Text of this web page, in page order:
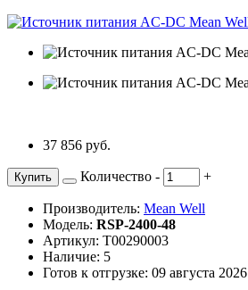
37 856 руб.
Купить Количество - +
Производитель: Mean Well
Модель: RSP-2400-48
Артикул: Т00290003
Наличие: 5
Готов к отгрузке: 09 августа 2026